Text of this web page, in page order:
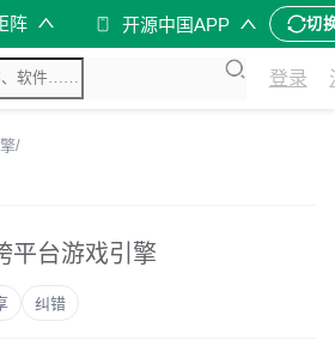
阵 开源中国APP 切
登录
/
平台游戏引擎
纠错